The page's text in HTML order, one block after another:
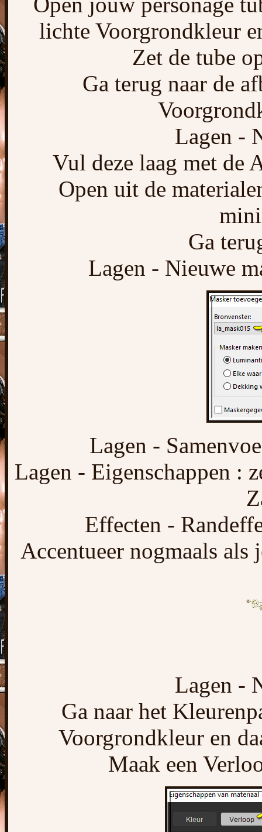
lichte Voorgrondkleur
Zet de tube
Ga terug naar de
Lagen -
Vul deze laag met de
Open uit de
Ga
Lagen - Nieuwe
Lagen -
Lagen - Eigenschappen :
Effecten -
Accentueer nogmaals als
Lagen -
Ga naar het
Voorgrondkleur en
Maak een